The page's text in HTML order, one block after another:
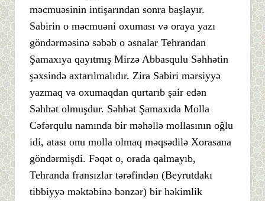
məcmuəsinin intişarından sonra başlayır.
Sabirin o məcmuəni oxuması və oraya yazı
göndərməsinə səbəb o əsnalar Tehrandan
Şamaxıya qayıtmış Mirzə Abbasqulu Səhhətin
şəxsində axtarılmalıdır. Zira Sabiri mərsiyyə
yazmaq və oxumaqdan qurtarıb şair edən
Səhhət olmuşdur. Səhhət Şamaxıda Molla
Cəfərqulu namında bir məhəllə mollasının oğlu
idi, atası onu molla olmaq məqsədilə Xorasana
göndərmişdi. Fəqət o, orada qalmayıb,
Tehranda fransızlar tərəfindən (Beyrutdakı
tibbiyyə məktəbinə bənzər) bir həkimlik